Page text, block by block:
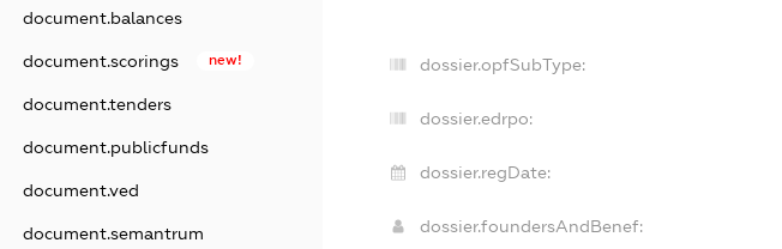
document.balances
document.scorings new!
document.tenders
document.publicfunds
document.ved
document.semantrum
dossier.opfSubType:
dossier.edrpo:
dossier.regDate:
dossier.foundersAndBenef: